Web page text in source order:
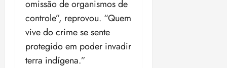
omissão de organismos de
controle”, reprovou. “Quem
vive do crime se sente
protegido em poder invadir
terra indígena.”